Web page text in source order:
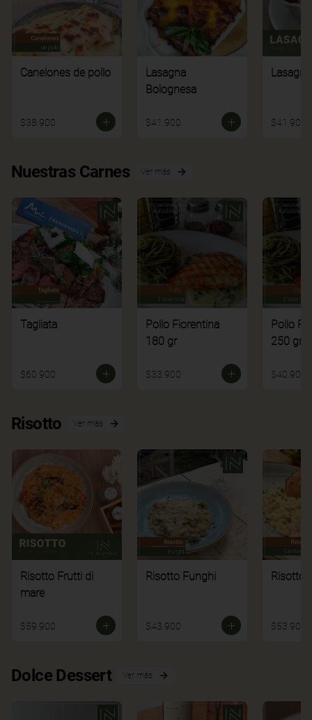
Canelones de pollo
$38.900
Lasagna
Bolognesa
$41.900 $41.900
Nuestras Carnes Ver más
Tagliata
$60.900
Pollo Fiorentina
180 gr
$33.900
Pollo
250 gr
$40.900
Risotto Ver más
Risotto Frutti di
mare
$59.900
Risotto Funghi
$43.900
Risotto
$53.900
Dolce Dessert Ver más